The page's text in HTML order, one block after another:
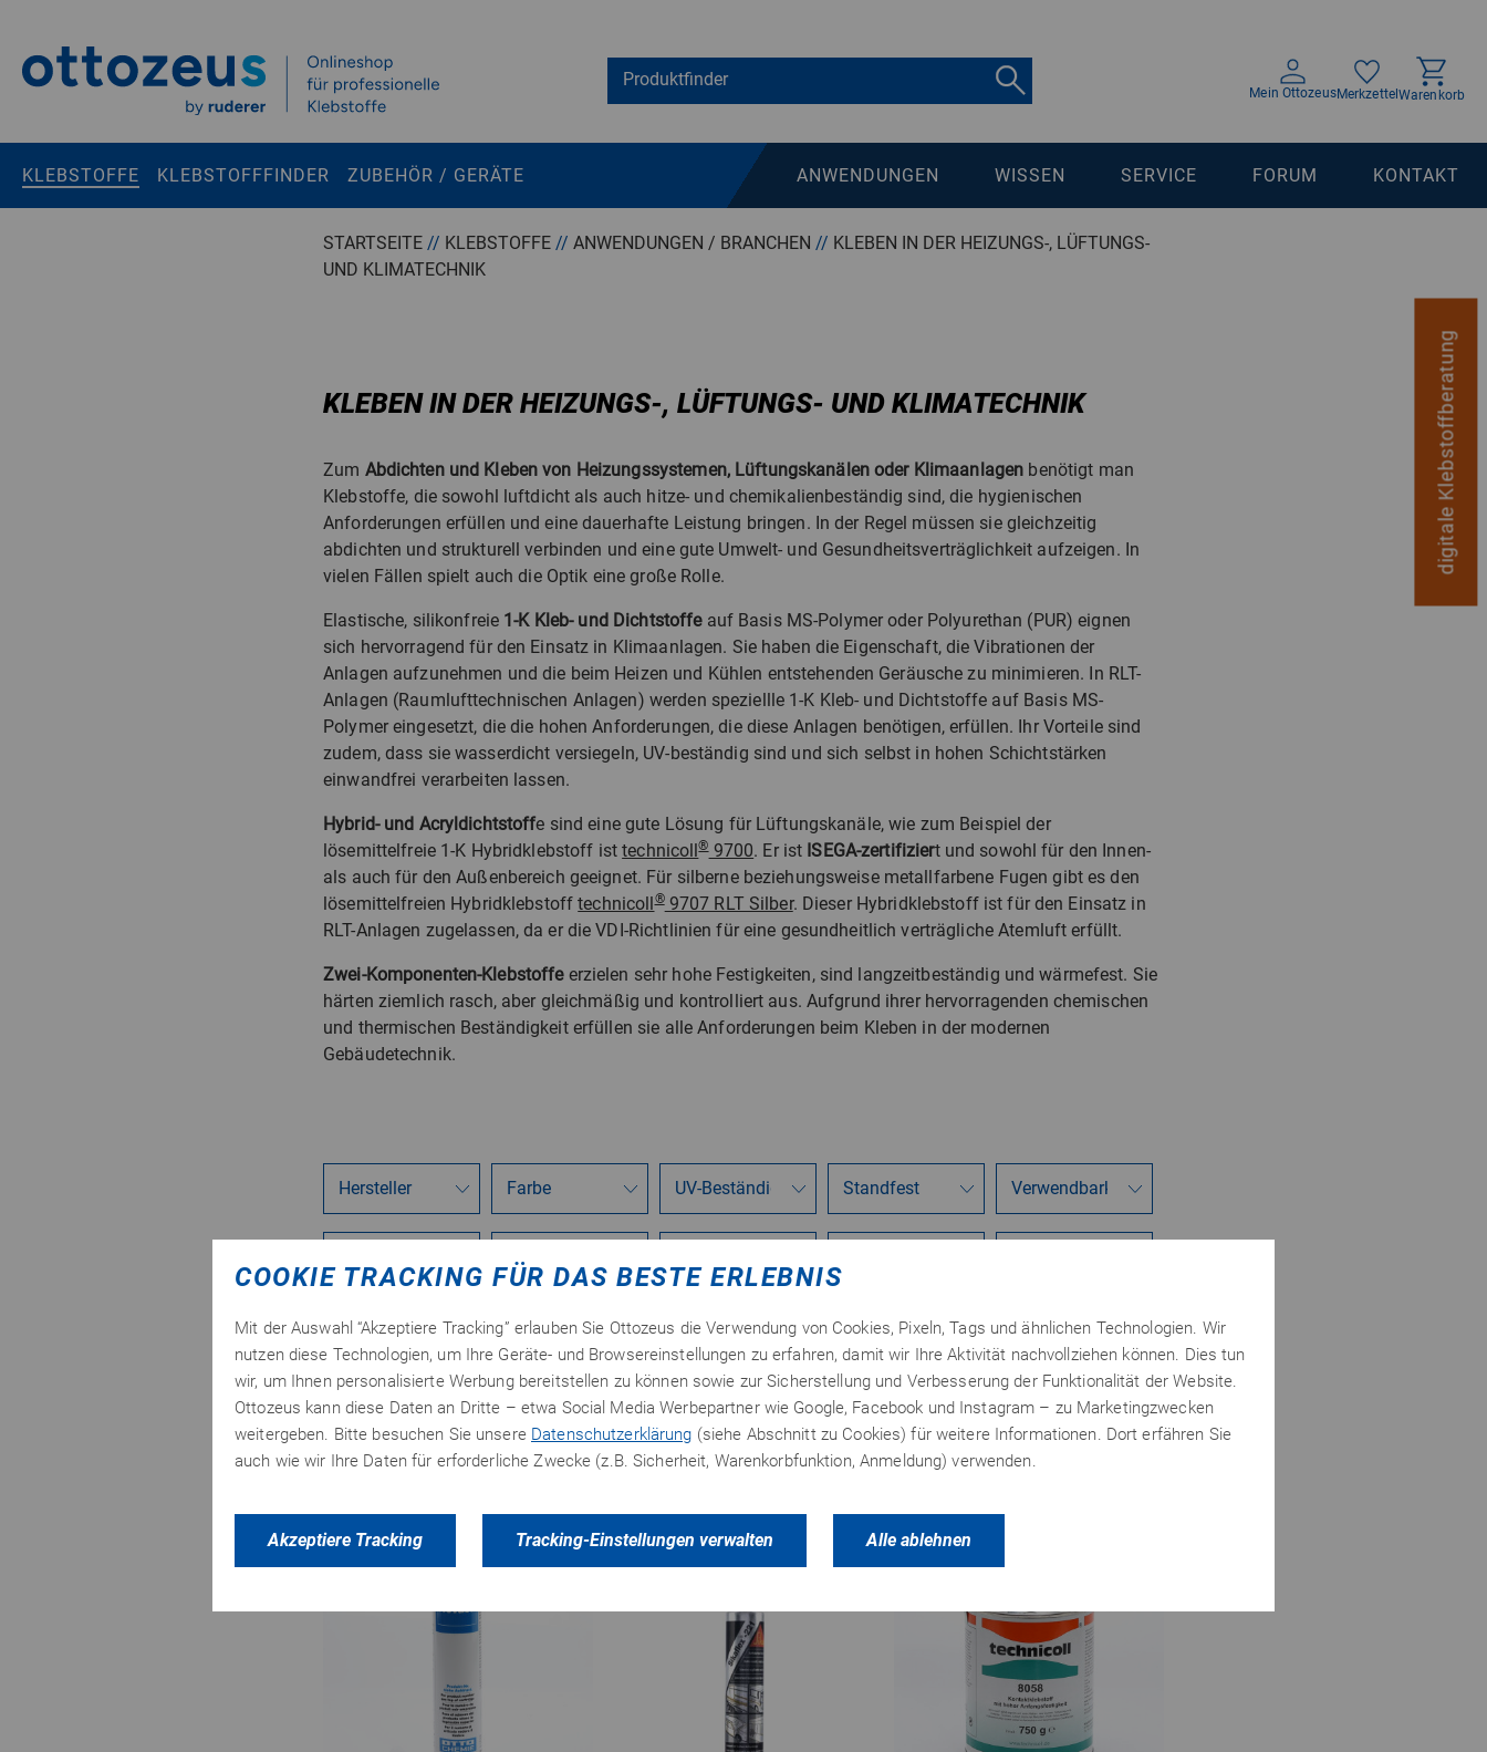
Springen zu
Shift + ALt + C
Mein OttozeusMerkzettelWarenkorb
KLEBSTOFFE KLEBSTOFFFINDER ZUBEHÖR / GERÄTE ANWENDUNGEN WISSEN SERVICE FORUM KONTAKT
digitale Klebstoffberatung
STARTSEITE // KLEBSTOFFE // ANWENDUNGEN / BRANCHEN // KLEBEN IN DER HEIZUNGS-, LÜFTUNGS-
UND KLIMATECHNIK
KLEBEN IN DER HEIZUNGS-, LÜFTUNGS- UND KLIMATECHNIK
Zum Abdichten und Kleben von Heizungssystemen, Lüftungskanälen oder Klimaanlagen benötigt man
Klebstoffe, die sowohl luftdicht als auch hitze- und chemikalienbeständig sind, die hygienischen
Anforderungen erfüllen und eine dauerhafte Leistung bringen. In der Regel müssen sie gleichzeitig
abdichten und strukturell verbinden und eine gute Umwelt- und Gesundheitsverträglichkeit aufzeigen. In
vielen Fällen spielt auch die Optik eine große Rolle.
Elastische, silikonfreie 1-K Kleb- und Dichtstoffeauf Basis MS-Polymer oder Polyurethan (PUR) eignen
sich hervorragend für den Einsatz in Klimaanlagen. Sie haben die Eigenschaft, die Vibrationen der
Anlagen aufzunehmen und die beim Heizen und Kühlen entstehenden Geräusche zu minimieren. In RLT-
Anlagen (Raumlufttechnischen Anlagen) werden speziellle 1-K Kleb- und Dichtstoffe auf Basis MS-
Polymer eingesetzt, die die hohen Anforderungen, die diese Anlagen benötigen, erfüllen. Ihr Vorteile sind
zudem, dass sie wasserdicht versiegeln, UV-beständig sind und sich selbst in hohen Schichtstärken
einwandfrei verarbeiten lassen.
Hybrid- und Acryldichtstoffe sind eine gute Lösung für Lüftungskanäle, wie zum Beispiel der
lösemittelfreie 1-K Hybridklebstoff isttechnicoll®9700. Er ist ISEGA-zertifiziert und sowohl für den Innen-
als auch für den Außenbereich geeignet. Für silberne beziehungsweise metallfarbene Fugen gibt es den
lösemittelfreien Hybridklebstofftechnicoll®9707 RLT Silber. Dieser Hybridklebstoff ist für den Einsatz in
RLT-Anlagen zugelassen, da er die VDI-Richtlinien für eine gesundheitlich verträgliche Atemluft erfüllt.
Zwei-Komponenten-Klebstoffeerzielen sehr hohe Festigkeiten, sind langzeitbeständig und wärmefest. Sie
härten ziemlich rasch, aber gleichmäßig und kontrolliert aus. Aufgrund ihrer hervorragenden chemischen
und thermischen Beständigkeit erfüllen sie alle Anforderungen beim Kleben in der modernen
Gebäudetechnik.
Seite:
Mit Produktvideo
COOKIE TRACKING FÜR DAS BESTE ERLEBNIS
Mit der Auswahl “Akzeptiere Tracking” erlauben Sie Ottozeus die Verwendung von Cookies, Pixeln, Tags und ähnlichen Technologien. Wir
nutzen diese Technologien, um Ihre Geräte- und Browsereinstellungen zu erfahren, damit wir Ihre Aktivität nachvollziehen können. Dies tun
wir, um Ihnen personalisierte Werbung bereitstellen zu können sowie zur Sicherstellung und Verbesserung der Funktionalität der Website.
Ottozeus kann diese Daten an Dritte – etwa Social Media Werbepartner wie Google, Facebook und Instagram – zu Marketingzwecken
weitergeben. Bitte besuchen Sie unsere Datenschutzerklärung (siehe Abschnitt zu Cookies) für weitere Informationen. Dort erfähren Sie
auch wie wir Ihre Daten für erforderliche Zwecke (z.B. Sicherheit, Warenkorbfunktion, Anmeldung) verwenden.
Akzeptiere Tracking Tracking-Einstellungen verwalten Alle ablehnen